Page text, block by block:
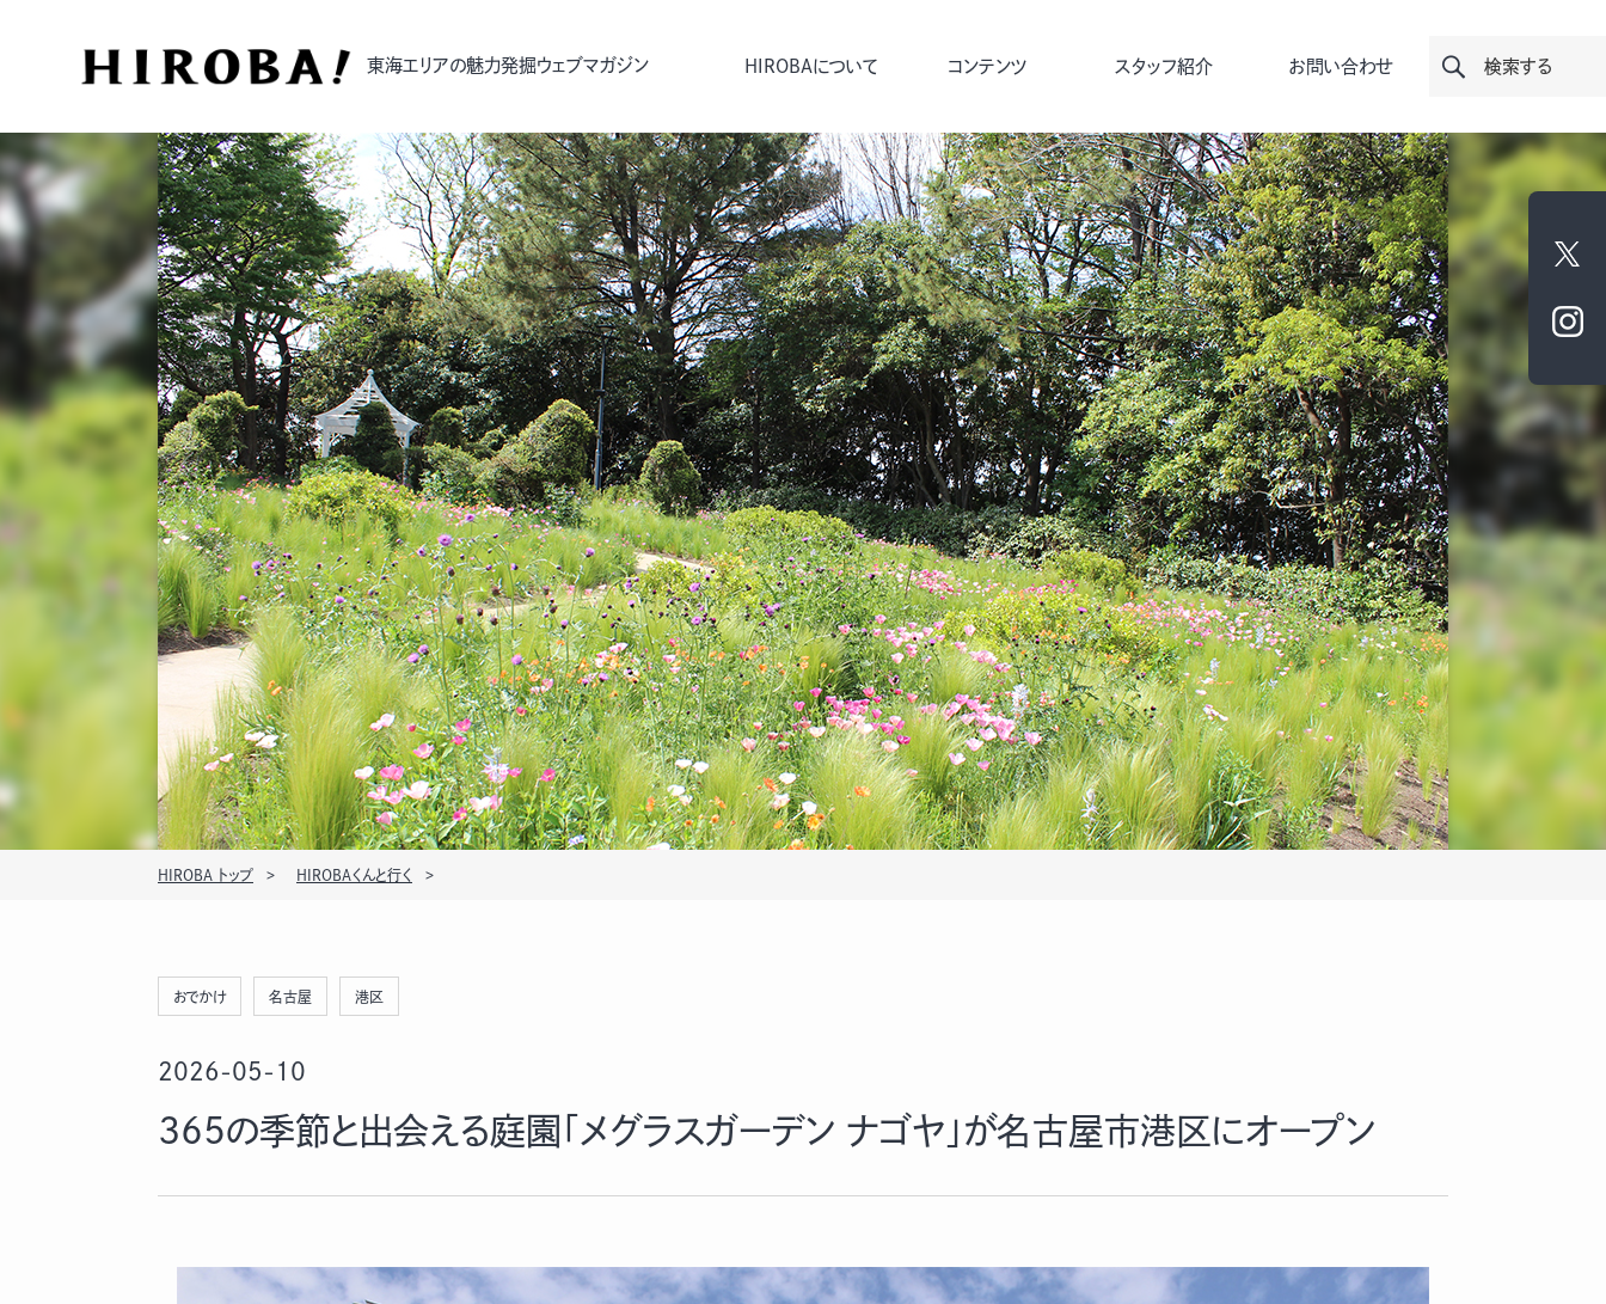
東海エリアの魅力発掘ウェブマガジン HIROBAについて コンテンツ スタッフ紹介 お問い合わせ 検索する
HIROBA トップ HIROBAくんと行く
おでかけ 名古屋 港区
2026-05-10
365の季節と出会える庭園「メグラスガーデン ナゴヤ」が名古屋市港区にオープン